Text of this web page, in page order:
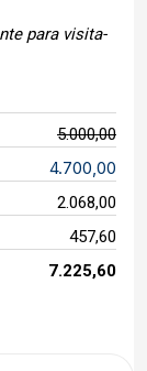
para visita-
5.000,00
4.700,00
2.068,00
457,60
7.225,60